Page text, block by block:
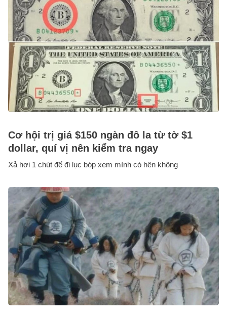
Cơ hội trị giá $150 ngàn đô la từ tờ $1
dollar, quí vị nên kiểm tra ngay
Xả hơi 1 chút để đi lục bóp xem mình có hên không